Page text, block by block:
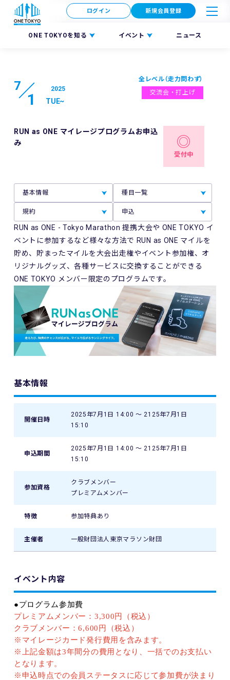
ONE TOKYOを知る イベント ニュース
ログイン 新規会員登録
7
1
2025
TUE~
全レベル（走力問わず）
交流会・打上げ
RUN as ONE マイレージプログラムお申込
み
受付中
基本情報 種目一覧
規約 申込
RUN as ONE - Tokyo Marathon 提携大会や ONE TOKYO イ
ベントに参加するなど様々な方法で RUN as ONE マイルを
貯め、貯まったマイルを大会出走権やイベント参加権、オ
リジナルグッズ、各種サービスに交換することができる
ONE TOKYO メンバー限定のプログラムです。
基本情報
開催日時
2025年7月1日 14:00 〜 2125年7月1日
15:10
申込期間
2025年7月1日 14:00 〜 2125年7月1日
15:10
参加資格
クラブメンバー
プレミアムメンバー
特徴 参加特典あり
主催者 一般財団法人東京マラソン財団
イベント内容
●プログラム参加費
プレミアムメンバー： 3,300円（税込）
クラブメンバー：6,600 円（税込）
※ マイレージカード発行費用を含みます。
※
上記金額は3年間分の費用となり、一括でのお支払い
となります。
※ 申込時点での会員ステータスに応じて参加費が決まり